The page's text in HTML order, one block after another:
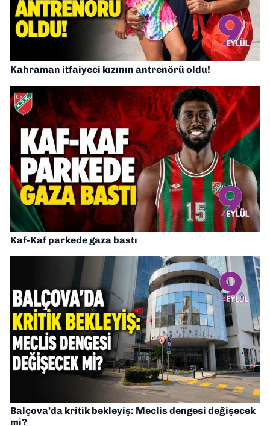
Kahraman itfaiyeci kızının antrenörü oldu!
Kaf-Kaf parkede gaza bastı
Balçova’da kritik bekleyiş: Meclis dengesi değişecek
mi?